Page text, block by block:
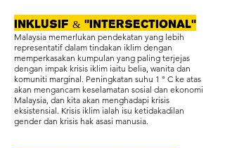
Inklusif & "Intersectional"
Malaysia memerlukan pendekatan yang lebih
representatif dalam tindakan iklim dengan
memperkasakan kumpulan yang paling terjejas
dengan impak krisis iklim iaitu belia, wanita dan
komuniti marginal. Peningkatan suhu 1 ° C ke atas
akan mengancam keselamatan sosial dan ekonomi
Malaysia, dan kita akan menghadapi krisis
eksistensial. Krisis iklim ialah isu ketidakadilan
gender dan krisis hak asasi manusia.